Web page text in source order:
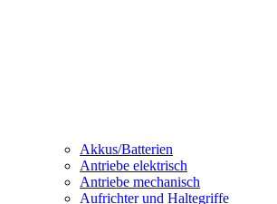
Akkus/Batterien
Antriebe elektrisch
Antriebe mechanisch
Aufrichter und Haltegriffe